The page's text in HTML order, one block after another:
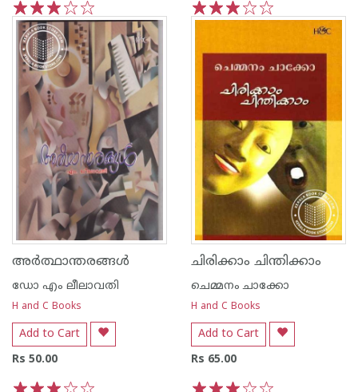
5
4
3
2
1 5
4
3
2
1
അര്‍ത്ഥാന്തരങ്ങള്‍
ഡോ എം ലീലാവതി
H and C Books
Add to Cart
Rs 50.00
ചിരിക്കാം ചിന്തിക്കാം
ചെമ്മനം ചാക്കോ
H and C Books
Add to Cart
Rs 65.00